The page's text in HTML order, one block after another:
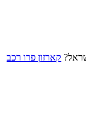
קארזון פרו רכב